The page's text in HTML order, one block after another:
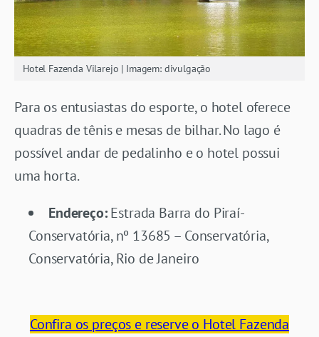
Hotel Fazenda Vilarejo | Imagem: divulgação
Para os entusiastas do esporte, o hotel oferece
quadras de tênis e mesas de bilhar. No lago é
possível andar de pedalinho e o hotel possui
uma horta.
Endereço:Estrada Barra do Piraí-
Conservatória, nº 13685 – Conservatória,
Conservatória, Rio de Janeiro
Confira os preços e reserve o Hotel Fazenda